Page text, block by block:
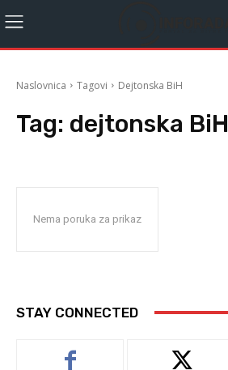
Naslovnica Tagovi Dejtonska BiH
Tag: dejtonska BiH
Nema poruka za prikaz
STAY CONNECTED